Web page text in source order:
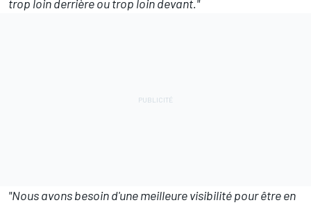
trop loin derrière ou trop loin devant."
"Nous avons besoin d'une meilleure visibilité pour être en